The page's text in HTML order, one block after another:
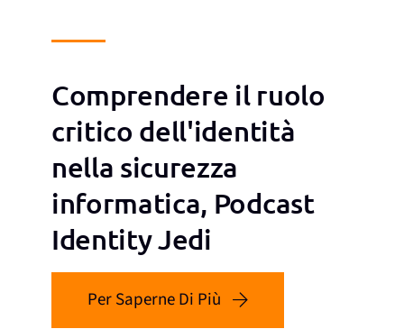
Comprendere il ruolo
critico dell'identità
nella sicurezza
informatica, Podcast
Identity Jedi
Per Saperne Di Più